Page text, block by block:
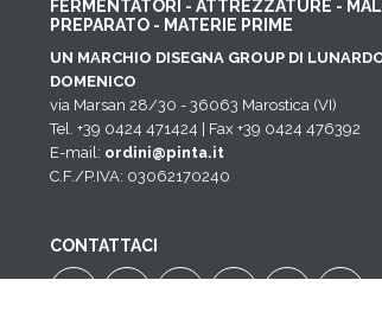
FERMENTATORI - ATTREZZATURE -
PREPARATO - MATERIE PRIME
UN MARCHIO DISEGNA GROUP DI
DOMENICO
via Marsan 28/30 - 36063 Marostica (VI)
Tel. +39 0424 471424 | Fax +39 0424 476392
E-mail: ordini@pinta.it
C.F./P.IVA: 03062170240
CONTATTACI